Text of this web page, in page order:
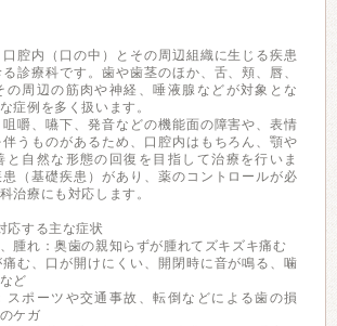
腔内（口の中）とその周辺組織に生じる疾患
診療科です。歯や歯茎のほか、舌、頬、唇、
の周辺の筋肉や神経、唾液腺などが対象とな
症例を多く扱います。
嚼、嚥下、発音などの機能面の障害や、表情
うものがあるため、口腔内はもちろん、顎や
と自然な形態の回復を目指して治療を行いま
（基礎疾患）があり、薬のコントロールが必
治療にも対応します。
応する主な症状
腫れ：奥歯の親知らずが腫れてズキズキ痛む
痛む、口が開けにくい、開閉時に音が鳴る、噛
ど
スポーツや交通事故、転倒などによる歯の損
ケガ